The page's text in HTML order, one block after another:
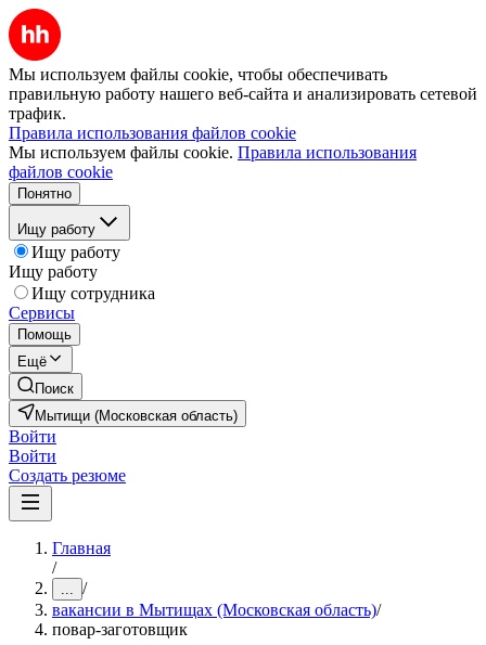
Мы используем файлы cookie, чтобы обеспечивать
правильную работу нашего веб-сайта и анализировать сетевой
трафик.
Правила использования файлов cookie
Мы используем файлы cookie. Правила использования
файлов cookie
Понятно
Ищу работу
Ищу работу
Ищу работу
Ищу сотрудника
Сервисы
Помощь
Ещё
Поиск
Мытищи (Московская область)
Войти
Войти
Создать резюме
Главная
/
... /
вакансии в Мытищах (Московская область)/
повар-заготовщик